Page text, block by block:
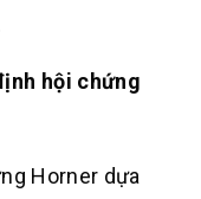
hội chứng
Horner dựa